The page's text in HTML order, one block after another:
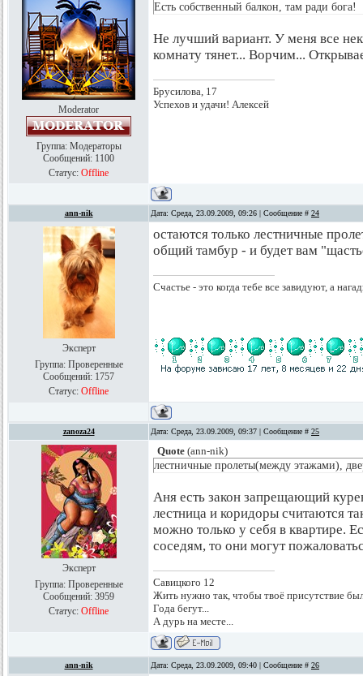
Moderator
Группа: Модераторы
Сообщений: 1100
Статус: Offline
Есть собственный балкон, там ради бога!
Не лучший вариант. У меня все
комнату тянет... Ворчим...
Брусилова, 17
Успехов и удачи! Алексей
ann-nik Дата: Среда, 23.09.2009, 09:26 | Сообщение # 24
Эксперт
Группа: Проверенные
Сообщений: 1757
Статус: Offline
остаются только лестничные
общий тамбур - и будет вам
Счастье - это когда тебе все завидуют, а
zanoza24 Дата: Среда, 23.09.2009, 09:37 | Сообщение # 25
Эксперт
Группа: Проверенные
Сообщений: 3959
Статус: Offline
Quote (ann-nik)
лестничные пролеты(между этажами),
Аня есть закон запрещающий
лестница и коридоры считаются
можно только у себя в квартире.
соседям, то они могут
Савицкого 12
Жить нужно так, чтобы твоё присутствие
Года бегут...
А дурь на месте...
ann-nik Дата: Среда, 23.09.2009, 09:40 | Сообщение # 26